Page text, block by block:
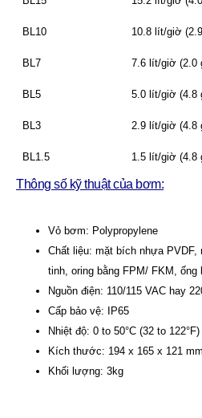
BL10 10.8 lít/giờ
BL7 7.6 lít/giờ (2.0
BL5 5.0 lít/giờ (4.8
BL3 2.9 lít/giờ (4.8
BL1.5 1.5 lít/giờ (4.8
Thông số kỹ thuật của bơm:
Vỏ bơm: Polypropylene
Chất liệu: mặt bích nhựa
tinh, oring bằng FPM/ FKM, ống
Nguồn điện: 110/115 VAC hay
Cấp bảo vệ: IP65
Nhiệt độ: 0 to 50°C (32 to 122°F)
Kích thước: 194 x 165 x 121
Khối lượng: 3kg